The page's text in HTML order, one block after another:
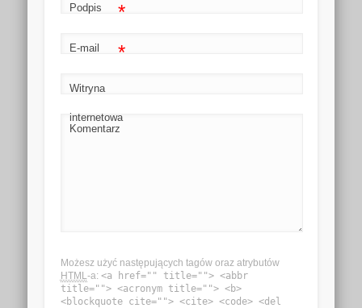
Podpis *
E-mail *
Witryna
internetowa
Komentarz
Możesz użyć następujących tagów oraz atrybutów
HTML -a: <a href="" title=""> <abbr
title=""> <acronym title=""> <b>
<blockquote cite=""> <cite> <code> <del